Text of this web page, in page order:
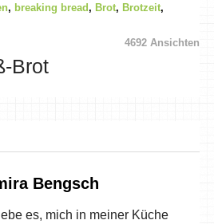
, breaking bread, Brot, Brotzeit,
4692 Ansichten
Brot
Bengsch
es, mich in meiner Küche